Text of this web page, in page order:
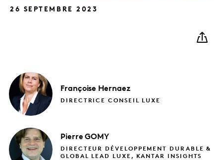
26 SEPTEMBRE 2023
Françoise Hernaez
DIRECTRICE CONSEIL LUXE
Pierre GOMY
DIRECTEUR DÉVELOPPEMENT DURABLE &
GLOBAL LEAD LUXE, KANTAR INSIGHTS